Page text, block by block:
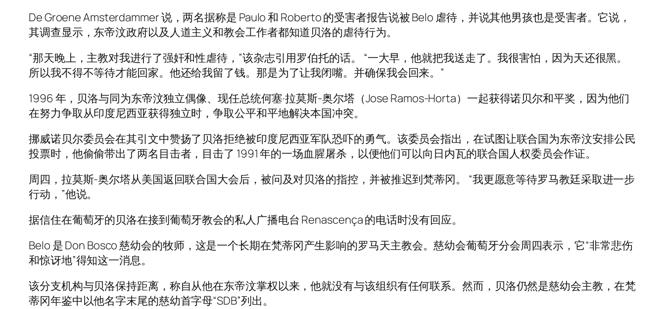
De Groene Amsterdammer 说，两名据称是 Paulo 和 Roberto 的受害者报告说被 Belo 虐待，并说其他男孩也是受害者。它说，
其调查显示，东帝汶政府以及人道主义和教会工作者都知道贝洛的虐待行为。
“那天晚上，主教对我进行了强奸和性虐待，”该杂志引用罗伯托的话。 “一大早，他就把我送走了。我很害怕，因为天还很黑。
所以我不得不等待才能回家。他还给我留了钱。那是为了让我闭嘴。并确保我会回来。”
1996 年，贝洛与同为东帝汶独立偶像、现任总统何塞·拉莫斯-奥尔塔（Jose Ramos-Horta）一起获得诺贝尔和平奖，因为他们
在努力争取从印度尼西亚获得独立时，争取公平和平地解决本国冲突。
挪威诺贝尔委员会在其引文中赞扬了贝洛拒绝被印度尼西亚军队恐吓的勇气。该委员会指出，在试图让联合国为东帝汶安排公民
投票时，他偷偷带出了两名目击者，目击了 1991 年的一场血腥屠杀，以便他们可以向日内瓦的联合国人权委员会作证。
周四，拉莫斯-奥尔塔从美国返回联合国大会后，被问及对贝洛的指控，并被推迟到梵蒂冈。 “我更愿意等待罗马教廷采取进一步
行动，”他说。
据信住在葡萄牙的贝洛在接到葡萄牙教会的私人广播电台 Renascença 的电话时没有回应。
Belo 是 Don Bosco 慈幼会的牧师，这是一个长期在梵蒂冈产生影响的罗马天主教会。慈幼会葡萄牙分会周四表示，它“非常悲伤
和惊讶地”得知这一消息。
该分支机构与贝洛保持距离，称自从他在东帝汶掌权以来，他就没有与该组织有任何联系。然而，贝洛仍然是慈幼会主教，在梵
蒂冈年鉴中以他名字末尾的慈幼首字母“SDB”列出。